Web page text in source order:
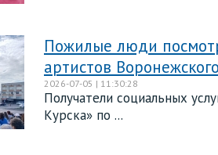
Пожилые люди
артистов
2026-07-05 | 11:30:28
Получатели социальных
Курска» по ...